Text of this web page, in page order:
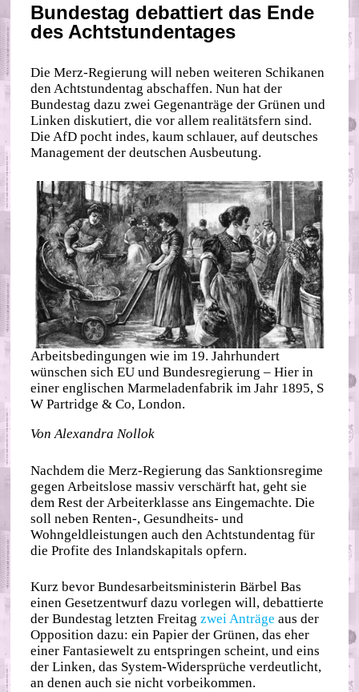
Bundestag debattiert das Ende
des Achtstundentages
Die Merz-Regierung will neben weiteren Schikanen
den Achtstundentag abschaffen. Nun hat der
Bundestag dazu zwei Gegenanträge der Grünen und
Linken diskutiert, die vor allem realitätsfern sind.
Die AfD pocht indes, kaum schlauer, auf deutsches
Management der deutschen Ausbeutung.
Arbeitsbedingungen wie im 19. Jahrhundert
wünschen sich EU und Bundesregierung – Hier in
einer englischen Marmeladenfabrik im Jahr 1895, S
W Partridge & Co, London.
Von Alexandra Nollok
Nachdem die Merz-Regierung das Sanktionsregime
gegen Arbeitslose massiv verschärft hat, geht sie
dem Rest der Arbeiterklasse ans Eingemachte. Die
soll neben Renten-, Gesundheits- und
Wohngeldleistungen auch den Achtstundentag für
die Profite des Inlandskapitals opfern.
Kurz bevor Bundesarbeitsministerin Bärbel Bas
einen Gesetzentwurf dazu vorlegen will, debattierte
der Bundestag letzten Freitagzwei Anträge aus der
Opposition dazu: ein Papier der Grünen, das eher
einer Fantasiewelt zu entspringen scheint, und eins
der Linken, das System-Widersprüche verdeutlicht,
an denen auch sie nicht vorbeikommen.